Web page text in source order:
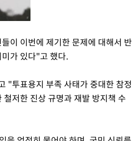
이 이번에 제기한 문제에 대해서 반
가 있다"고 했다.
"투표용지 부족 사태가 중대한 참정
저한 진상 규명과 재발 방지책 수